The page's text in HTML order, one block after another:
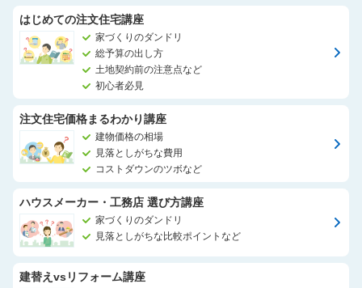
はじめての注文住宅講座
家づくりのダンドリ
総予算の出し方
土地契約前の注意点など
初心者必見
注文住宅価格まるわかり講座
建物価格の相場
見落としがちな費用
コストダウンのツボなど
ハウスメーカー・工務店 選び方講座
家づくりのダンドリ
見落としがちな比較ポイントなど
建替えvsリフォーム講座